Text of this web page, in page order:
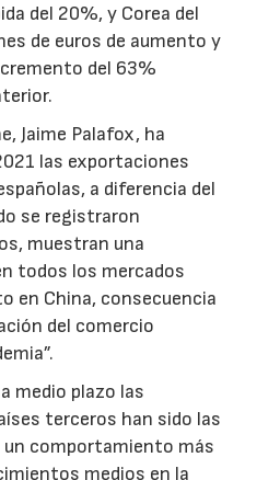
del 20%, y Corea del
de euros de aumento y
del 63%
Jaime Palafox, ha
las exportaciones
a diferencia del
se registraron
muestran una
todos los mercados
en China, consecuencia
del comercio
medio plazo las
terceros han sido las
un comportamiento más
medios en la